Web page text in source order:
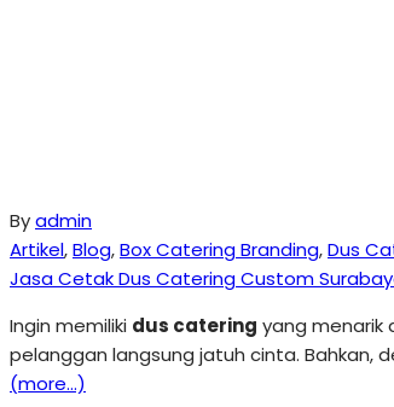
Byadmin
Artikel,Blog,Box Catering Branding,Dus
Jasa Cetak Dus Catering Custom
Ingin memiliki dus catering yang menarik
pelanggan langsung jatuh cinta. Bahkan,
(more…)